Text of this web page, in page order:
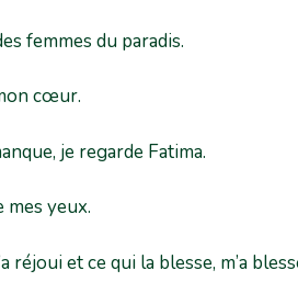
femmes du paradis.
cœur.
je regarde Fatima.
mes yeux.
réjoui et ce qui la blesse, m’a